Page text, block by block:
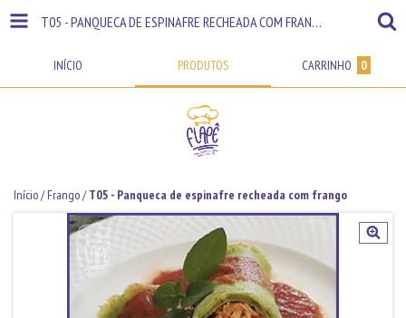
T05 - PANQUECA DE ESPINAFRE RECHEADA COM FRANGO
INÍCIO PRODUTOS CARRINHO 0
Início/ Frango/ T05 - Panqueca de espinafre recheada com frango